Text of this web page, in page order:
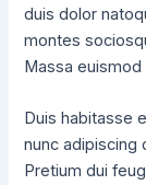
duis dolor
montes
Massa
Duis habitasse
nunc adipiscing
Pretium dui